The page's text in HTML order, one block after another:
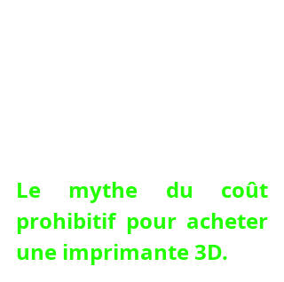
Le mythe du coût
prohibitif pour acheter
une imprimante 3D.